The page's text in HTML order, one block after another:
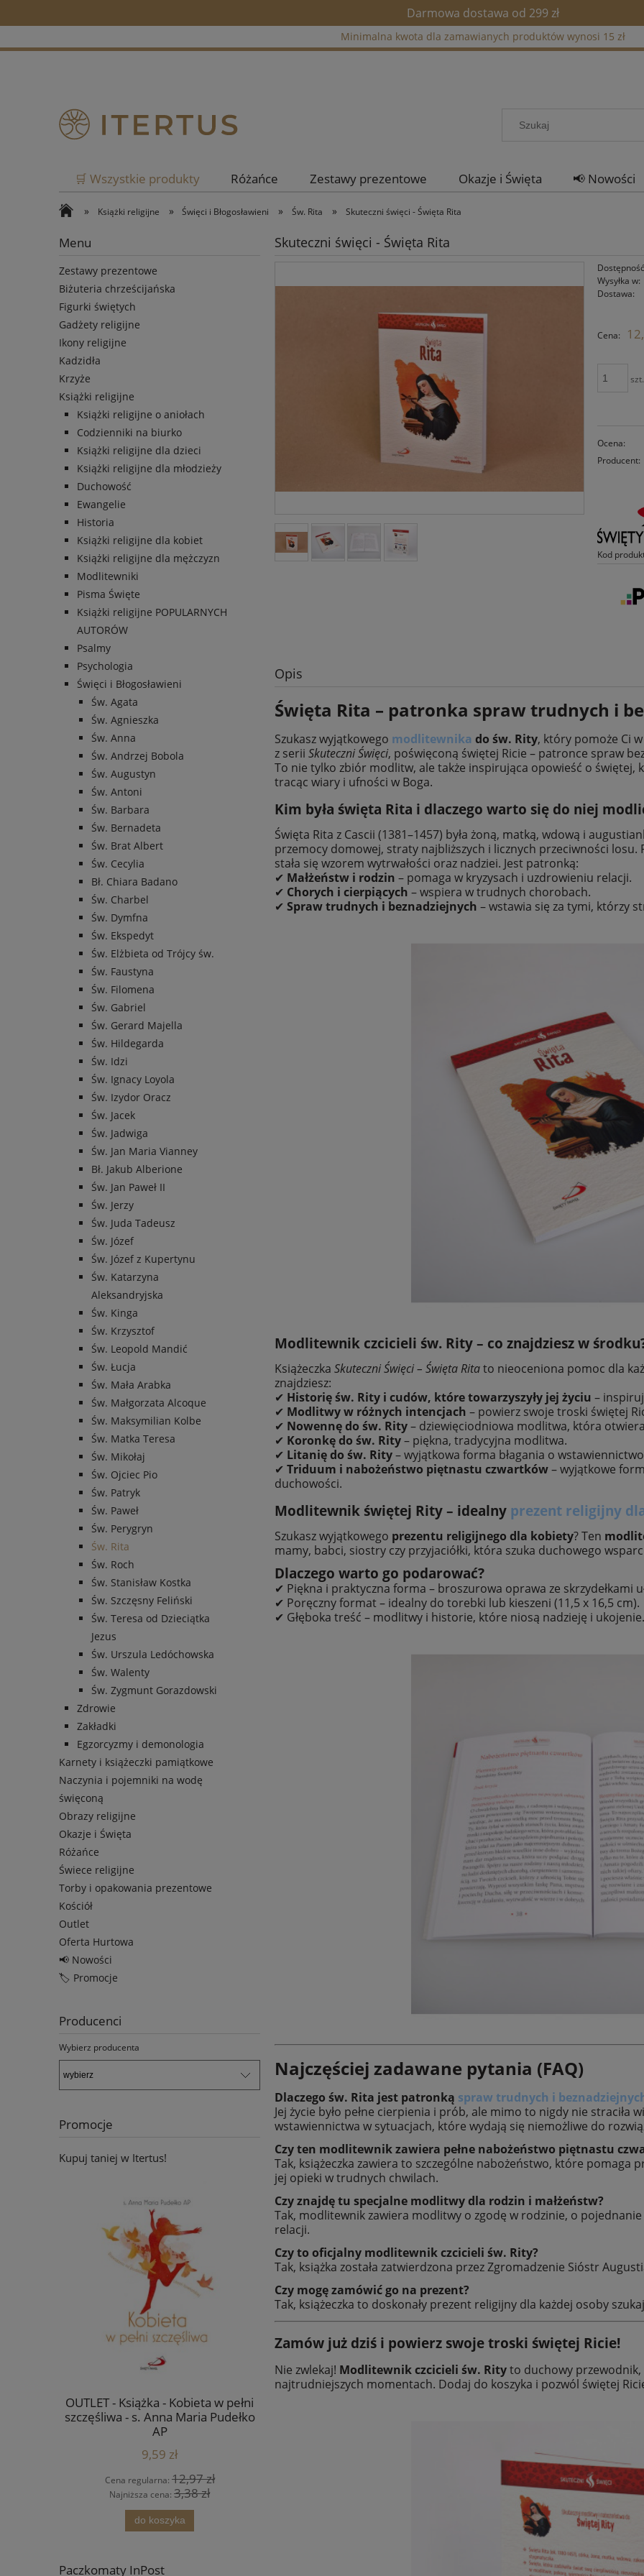
Darmowa dostawa od 299 zł
Minimalna kwota dla zamawianych produktów wynosi 15 zł
🛒 Wszystkie produkty Różańce Zestawy prezentowe Okazje i Święta 📢 Nowości
» Książki religijne » Święci i Błogosławieni » Św. Rita » Skuteczni święci - Święta Rita
Menu
Zestawy prezentowe
Biżuteria chrześcijańska
Figurki świętych
Gadżety religijne
Ikony religijne
Kadzidła
Krzyże
Książki religijne
Książki religijne o aniołach
Codzienniki na biurko
Książki religijne dla dzieci
Książki religijne dla młodzieży
Duchowość
Ewangelie
Historia
Książki religijne dla kobiet
Książki religijne dla mężczyzn
Modlitewniki
Pisma Święte
Książki religijne POPULARNYCH
AUTORÓW
Psalmy
Psychologia
Święci i Błogosławieni
Św. Agata
Św. Agnieszka
Św. Anna
Św. Andrzej Bobola
Św. Augustyn
Św. Antoni
Św. Barbara
Św. Bernadeta
Św. Brat Albert
Św. Cecylia
Bł. Chiara Badano
Św. Charbel
Św. Dymfna
Św. Ekspedyt
Św. Elżbieta od Trójcy św.
Św. Faustyna
Św. Filomena
Św. Gabriel
Św. Gerard Majella
Św. Hildegarda
Św. Idzi
Św. Ignacy Loyola
Św. Izydor Oracz
Św. Jacek
Św. Jadwiga
Św. Jan Maria Vianney
Bł. Jakub Alberione
Św. Jan Paweł II
Św. Jerzy
Św. Juda Tadeusz
Św. Józef
Św. Józef z Kupertynu
Św. Katarzyna
Aleksandryjska
Św. Kinga
Św. Krzysztof
Św. Leopold Mandić
Św. Łucja
Św. Mała Arabka
Św. Małgorzata Alcoque
Św. Maksymilian Kolbe
Św. Matka Teresa
Św. Mikołaj
Św. Ojciec Pio
Św. Patryk
Św. Paweł
Św. Perygryn
Św. Rita
Św. Roch
Św. Stanisław Kostka
Św. Szczęsny Feliński
Św. Teresa od Dzieciątka
Jezus
Św. Urszula Ledóchowska
Św. Walenty
Św. Zygmunt Gorazdowski
Zdrowie
Zakładki
Egzorcyzmy i demonologia
Karnety i książeczki pamiątkowe
Naczynia i pojemniki na wodę
święconą
Obrazy religijne
Okazje i Święta
Różańce
Świece religijne
Torby i opakowania prezentowe
Kościół
Outlet
Oferta Hurtowa
📢 Nowości
🏷️ Promocje
Producenci
Wybierz producenta
Promocje
Kupuj taniej w Itertus!
OUTLET - Książka - Kobieta w pełni
szczęśliwa - s. Anna Maria Pudełko
AP
9,59 zł
Cena regularna: 12,97 zł
Najniższa cena: 3,38 zł
do koszyka
36,00 zł
Cena regularna:49,20 zł
Najniższa cena:49,20 zł
do koszyka
Paczkomaty InPost
Skuteczni święci - Święta Rita
Wysyłka w:
Dostawa:
Cena:
szt.
Ocena:
Producent:
Kod
Opis
Święta Rita – patronka spraw trudnych i
Szukasz wyjątkowego modlitewnika do św. Rity, który pomoże Ci
z serii Skuteczni Święci, poświęconą świętej Ricie – patronce spraw
To nie tylko zbiór modlitw, ale także inspirująca opowieść o świętej,
tracąc wiary i ufności w Boga.
Kim była święta Rita i dlaczego warto się do niej
Święta Rita z Cascii (1381–1457) była żoną, matką, wdową i
przemocy domowej, straty najbliższych i licznych przeciwności
stała się wzorem wytrwałości oraz nadziei. Jest patronką:
✔ Małżeństw i rodzin – pomaga w kryzysach i uzdrowieniu relacji.
✔ Chorych i cierpiących – wspiera w trudnych chorobach.
✔ Spraw trudnych i beznadziejnych – wstawia się za tymi, którzy
Modlitewnik czcicieli św. Rity – co znajdziesz w
Książeczka Skuteczni Święci – Święta Ritato nieoceniona pomoc dla
znajdziesz:
✔ Historię św. Rity i cudów, które towarzyszyły jej życiu –
✔ Modlitwy w różnych intencjach – powierz swoje troski świętej
✔ Nowennę do św. Rity– dziewięciodniowa modlitwa, która
✔ Koronkę do św. Rity– piękna, tradycyjna modlitwa.
✔ Litanię do św. Rity– wyjątkowa forma błagania o
✔ Triduum i nabożeństwo piętnastu czwartków– wyjątkowe
duchowości.
Modlitewnik świętej Rity – idealny prezent religijny
Szukasz wyjątkowego prezentu religijnego dla kobiety? Ten
mamy, babci, siostry czy przyjaciółki, która szuka duchowego
Dlaczego warto go podarować?
✔ Piękna i praktyczna forma – broszurowa oprawa ze skrzydełkami
✔ Poręczny format – idealny do torebki lub kieszeni (11,5 x 16,5 cm).
✔ Głęboka treść – modlitwy i historie, które niosą nadzieję i ukojenie.
Najczęściej zadawane pytania (FAQ)
Dlaczego św. Rita jest patronką spraw trudnych i
Jej życie było pełne cierpienia i prób, ale mimo to nigdy nie straciła
wstawiennictwa w sytuacjach, które wydają się niemożliwe do
Czy ten modlitewnik zawiera pełne nabożeństwo piętnastu
Tak, książeczka zawiera to szczególne nabożeństwo, które pomaga
jej opieki w trudnych chwilach.
Czy znajdę tu specjalne modlitwy dla rodzin i małżeństw?
Tak, modlitewnik zawiera modlitwy o zgodę w rodzinie, o
relacji.
Czy to oficjalny modlitewnik czcicieli św. Rity?
Tak, książka została zatwierdzona przez Zgromadzenie Sióstr
Czy mogę zamówić go na prezent?
Tak, książeczka to doskonały prezent religijny dla każdej osoby
Zamów już dziś i powierz swoje troski świętej Ricie!
Nie zwlekaj! Modlitewnik czcicieli św. Rityto duchowy
najtrudniejszych momentach. Dodaj do koszyka i pozwól świętej